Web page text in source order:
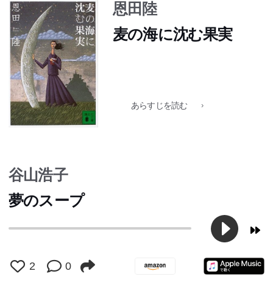
恩田陸
麦の海に沈む果実
あらすじを読む
三月以外の転入生は破滅をもたらすといわれる全寮制の学
園。二月最後の日に来た理瀬の心は揺らめく。閉ざされた
コンサート会場や湿原から失踪した生徒たち。生徒を集め
交霊会を開く校長。図書館から消えたいわくつきの本。理
瀬が迷いこんだ「三月の国」の秘密とは?この世の「不思
議」でいっぱいの物語。
谷山浩子
夢のスープ
2 0
三月以外の転入生は破滅をもたらすといわれる全寮制の学
園。二月最後の日に来た理瀬の心は揺らめく。閉ざされた
コンサート会場や湿原から失踪した生徒たち。生徒を集め
交霊会を開く校長。図書館から消えたいわくつきの本。理
瀬が迷いこんだ「三月の国」の秘密とは?この世の「不思
議」でいっぱいの物語。